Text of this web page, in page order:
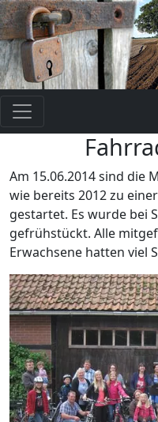
Am 15.06.2014 sind die
wie bereits 2012 zu
gestartet. Es wurde bei
gefrühstückt. Alle
Erwachsene hatten viel